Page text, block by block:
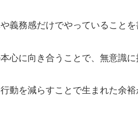
義務感だけでやっていること
心に向き合うことで、無意識
動を減らすことで生まれた余